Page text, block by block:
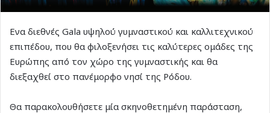
Eνα διεθνές Gala υψηλού γυμναστικού και καλλιτεχνικού
επιπέδου, που θα φιλοξενήσει τις καλύτερες ομάδες της
Ευρώπης από τον χώρο της γυμναστικής και θα
διεξαχθεί στο πανέμορφο νησί της Ρόδου.
Θα παρακολουθήσετε μία σκηνοθετημένη παράσταση,